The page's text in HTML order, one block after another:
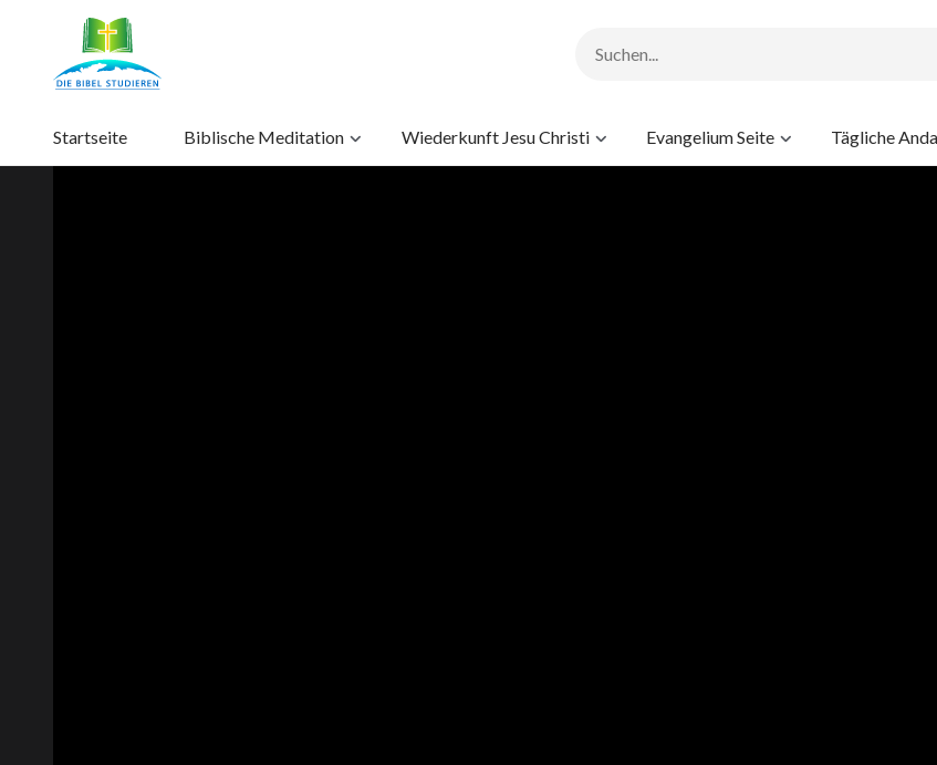
Startseite Biblische Meditation Wiederkunft Jesu Christi Evangelium Seite Tägliche